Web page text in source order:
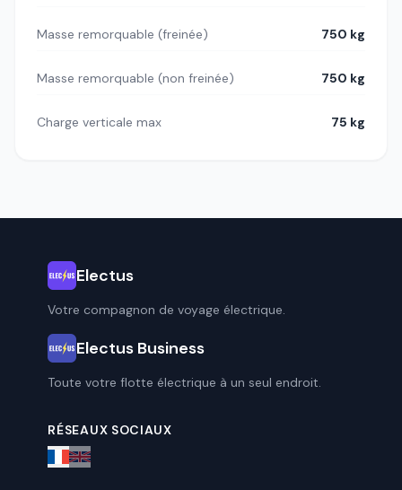
Masse remorquable (freinée) 750 kg
Masse remorquable (non freinée) 750 kg
Charge verticale max 75 kg
Electus
Votre compagnon de voyage électrique.
Electus Business
Toute votre flotte électrique à un seul endroit.
RÉSEAUX SOCIAUX